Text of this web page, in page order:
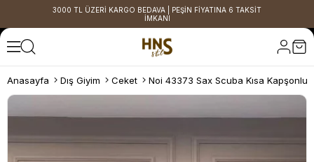
3000 TL ÜZERİ KARGO BEDAVA | PEŞİN FİYATINA 6 TAKSİT
İMKANI
Anasayfa Dış Giyim Ceket Noi 43373 Sax Scuba Kısa Kapşonlu